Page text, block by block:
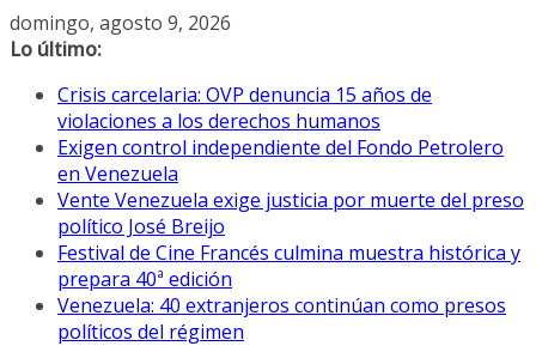
Saltar
al
domingo, agosto 9, 2026
Lo último:
Crisis carcelaria: OVP denuncia 15 años de
violaciones a los derechos humanos
Exigen control independiente del Fondo Petrolero
en Venezuela
Vente Venezuela exige justicia por muerte del preso
político José Breijo
Festival de Cine Francés culmina muestra histórica y
prepara 40ª edición
Venezuela: 40 extranjeros continúan como presos
políticos del régimen